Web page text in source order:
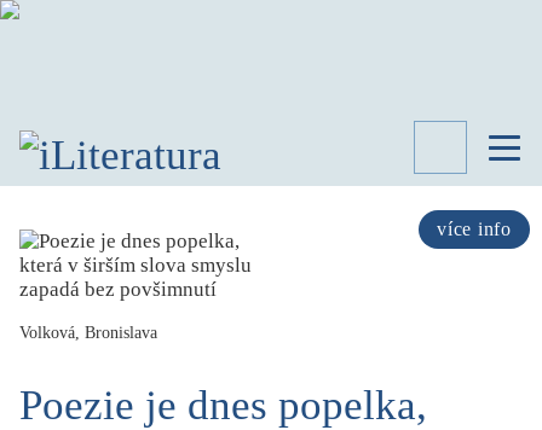
více info
SPISOVATELÉ
KNIHY
LITERATURY
PŘEHLED
Volková, Bronislava
Poezie je dnes popelka,